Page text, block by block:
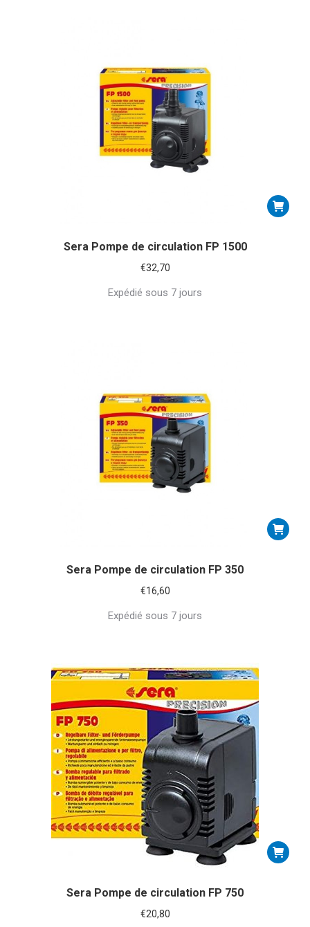
Sera Pompe de circulation FP 1500
€32,70
Expédié sous 7 jours
Sera Pompe de circulation FP 350
€16,60
Expédié sous 7 jours
Sera Pompe de circulation FP 750
€20,80